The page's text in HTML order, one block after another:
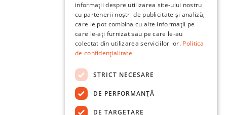
informații despre utilizarea site-ului nostru
cu partenerii noștri de publicitate și analiză,
care le pot combina cu alte informații pe
care le-ați furnizat sau pe care le-au
colectat din utilizarea serviciilor lor. Politica
de confidențialitate
STRICT NECESARE
DE PERFORMANȚĂ
DE TARGETARE